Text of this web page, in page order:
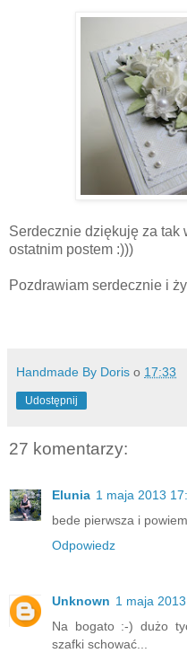
Serdecznie dziękuję za tak
ostatnim postem :)))
Pozdrawiam serdecznie i
Handmade By Doris o 17:33
Udostępnij
27 komentarzy:
Elunia 1 maja 2013
bede pierwsza i
Odpowiedz
Unknown 1 maja
Na bogato :-) dużo
szafki schować...